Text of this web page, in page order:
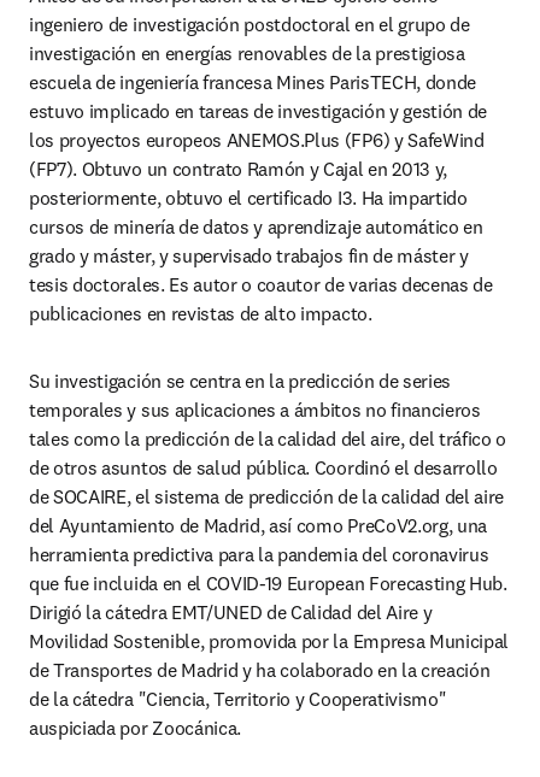
ingeniero de investigación postdoctoral en el grupo de
investigación en energías renovables de la prestigiosa
escuela de ingeniería francesa Mines ParisTECH, donde
estuvo implicado en tareas de investigación y gestión de
los proyectos europeos ANEMOS.Plus (FP6) y SafeWind
(FP7). Obtuvo un contrato Ramón y Cajal en 2013 y,
posteriormente, obtuvo el certificado I3. Ha impartido
cursos de minería de datos y aprendizaje automático en
grado y máster, y supervisado trabajos fin de máster y
tesis doctorales. Es autor o coautor de varias decenas de
publicaciones en revistas de alto impacto.
Su investigación se centra en la predicción de series
temporales y sus aplicaciones a ámbitos no financieros
tales como la predicción de la calidad del aire, del tráfico o
de otros asuntos de salud pública. Coordinó el desarrollo
de SOCAIRE, el sistema de predicción de la calidad del aire
del Ayuntamiento de Madrid, así como PreCoV2.org, una
herramienta predictiva para la pandemia del coronavirus
que fue incluida en el COVID-19 European Forecasting Hub.
Dirigió la cátedra EMT/UNED de Calidad del Aire y
Movilidad Sostenible, promovida por la Empresa Municipal
de Transportes de Madrid y ha colaborado en la creación
de la cátedra "Ciencia, Territorio y Cooperativismo"
auspiciada por Zoocánica.